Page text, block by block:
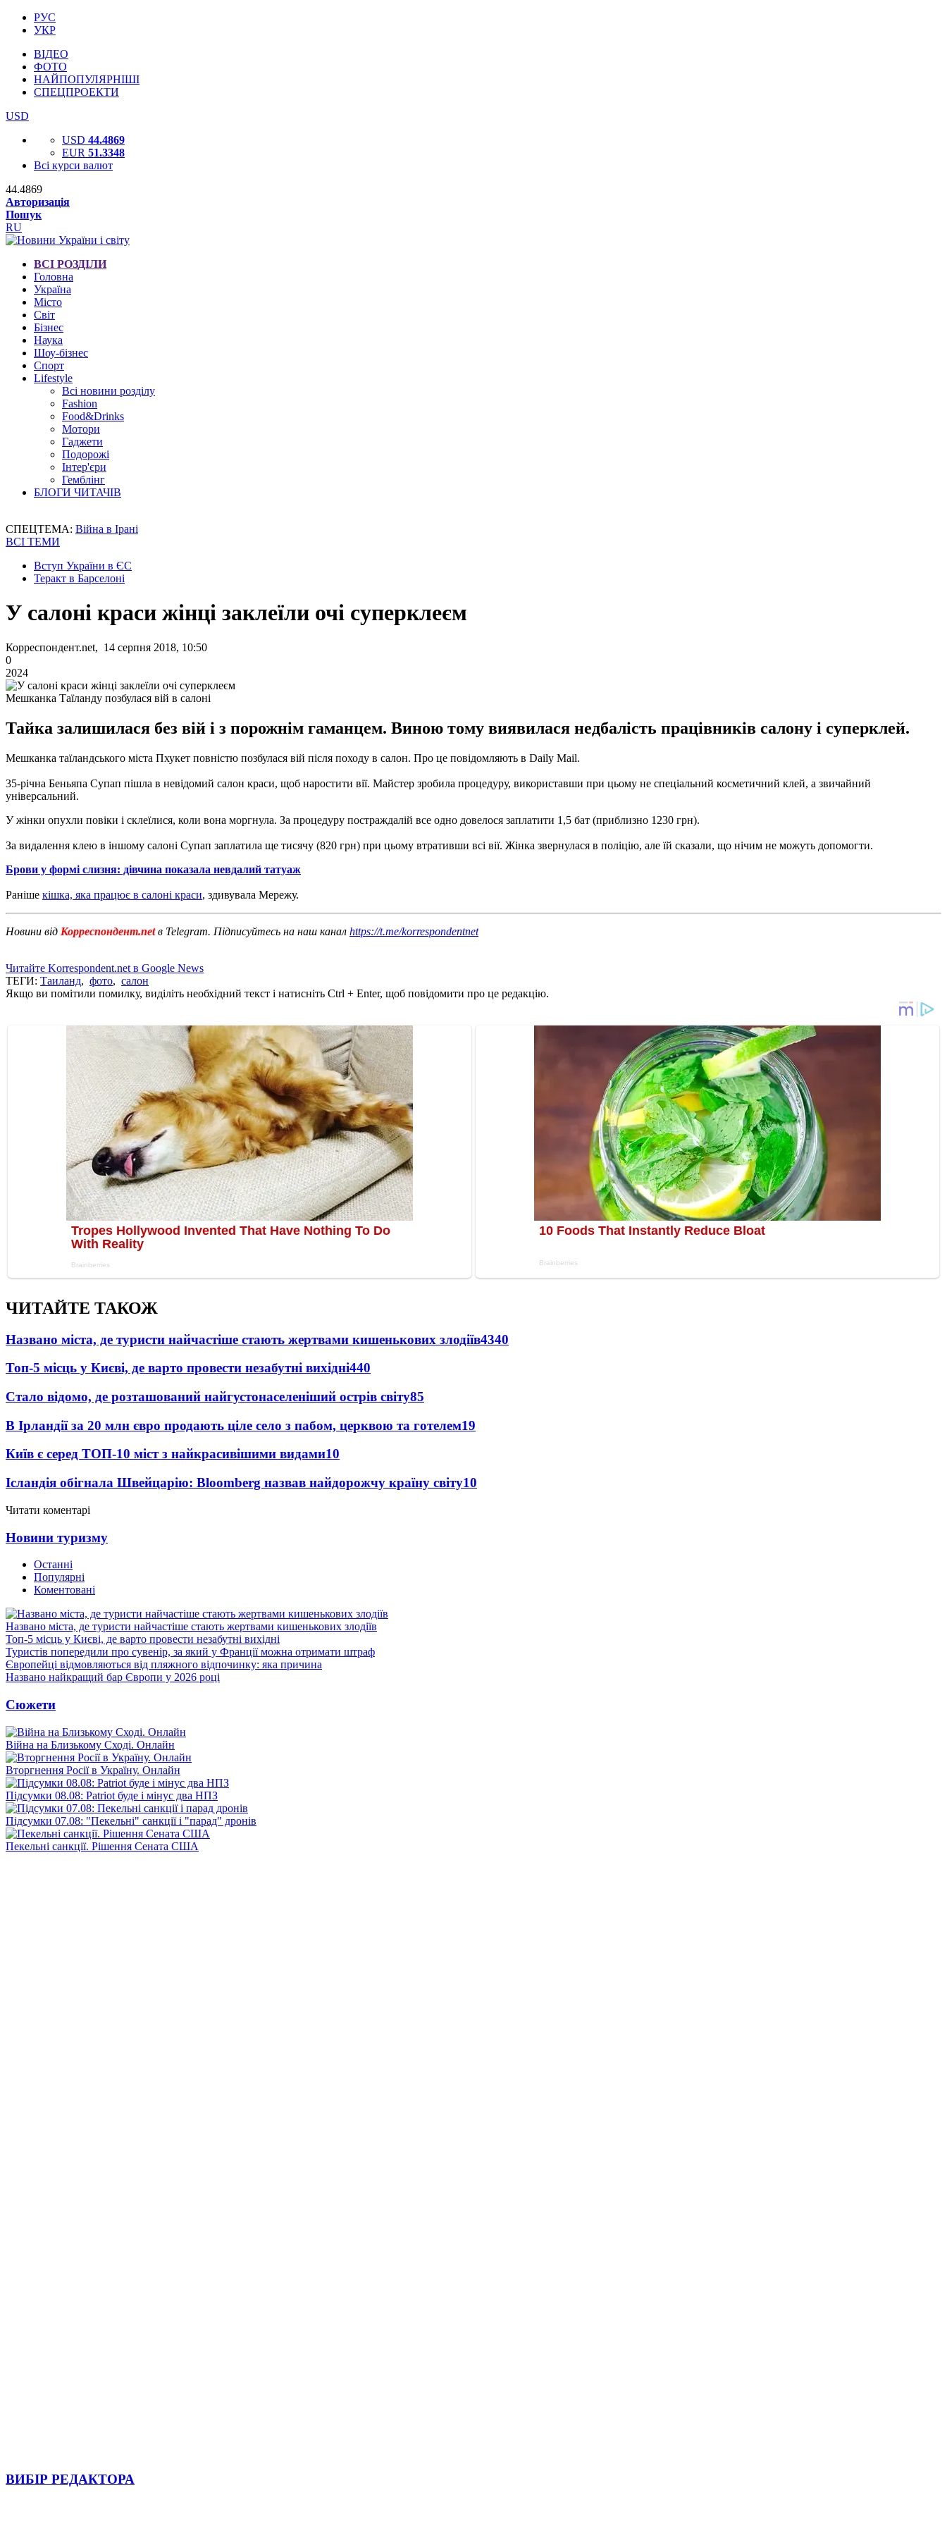
РУС
УКР
ВІДЕО
ФОТО
НАЙПОПУЛЯРНІШІ
СПЕЦПРОЕКТИ
USD
USD 44.4869
EUR 51.3348
Всі курси валют
44.4869
Авторизація
Пошук
RU
ВСІ РОЗДІЛИ
Головна
Україна
Місто
Світ
Бізнес
Наука
Шоу-бізнес
Спорт
Lifestyle
Всі новини розділу
Fashion
Food&Drinks
Мотори
Гаджети
Подорожі
Інтер'єри
Гемблінг
БЛОГИ ЧИТАЧІВ
СПЕЦТЕМА: Війна в Ірані
ВСІ ТЕМИ
Вступ України в ЄС
Теракт в Барселоні
У салоні краси жінці заклеїли очі суперклеєм
Корреспондент.net, 14 серпня 2018, 10:50
0
2024
Мешканка Таїланду позбулася вій в салоні
Тайка залишилася без вій і з порожнім гаманцем. Виною тому виявилася недбалість працівників салону і суперклей.
Мешканка таїландського міста Пхукет повністю позбулася вій після походу в салон. Про це повідомляють в Daily Mail.
35-річна Беньяпа Супап пішла в невідомий салон краси, щоб наростити вії. Майстер зробила процедуру, використавши при цьому не спеціальний косметичний клей, а звичайний
універсальний.
У жінки опухли повіки і склеїлися, коли вона моргнула. За процедуру постраждалій все одно довелося заплатити 1,5 бат (приблизно 1230 грн).
За видалення клею в іншому салоні Супап заплатила ще тисячу (820 грн) при цьому втративши всі вії. Жінка звернулася в поліцію, але їй сказали, що нічим не можуть допомогти.
Брови у формі слизня: дівчина показала невдалий татуаж
Раніше кішка, яка працює в салоні краси, здивувала Мережу.
Новини від Корреспондент.netв Telegram. Підписуйтесь на наш канал https://t.me/korrespondentnet
Читайте Korrespondent.net в Google News
ТЕГИ: Таиланд, фото, салон
Якщо ви помітили помилку, виділіть необхідний текст і натисніть Ctrl + Enter, щоб повідомити про це редакцію.
ЧИТАЙТЕ ТАКОЖ
Названо міста, де туристи найчастіше стають жертвами кишенькових злодіїв4340
Топ-5 місць у Києві, де варто провести незабутні вихідні440
Стало відомо, де розташований найгустонаселеніший острів світу85
В Ірландії за 20 млн євро продають ціле село з пабом, церквою та готелем19
Київ є серед ТОП-10 міст з найкрасивішими видами10
Ісландія обігнала Швейцарію: Bloomberg назвав найдорожчу країну світу10
Читати коментарі
Новини туризму
Останні
Популярні
Коментовані
Названо міста, де туристи найчастіше стають жертвами кишенькових злодіїв
Топ-5 місць у Києві, де варто провести незабутні вихідні
Туристів попередили про сувенір, за який у Франції можна отримати штраф
Європейці відмовляються від пляжного відпочинку: яка причина
Названо найкращий бар Європи у 2026 році
Сюжети
Війна на Близькому Сході. Онлайн
Вторгнення Росії в Україну. Онлайн
Підсумки 08.08: Patriot буде і мінус два НПЗ
Підсумки 07.08: "Пекельні" санкції і "парад" дронів
Пекельні санкції. Рішення Сената США
ВИБІР РЕДАКТОРА